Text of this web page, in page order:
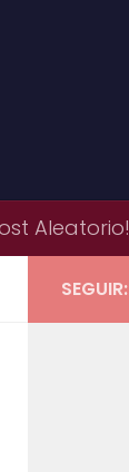
Aleatorio!
SEGUIR: